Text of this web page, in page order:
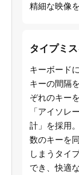
精細な映像
タイプミ
キーボード
キーの間隔
ぞれのキー
「アイソレ
計」を採用
数のキーを
しまうタイ
でき、快適